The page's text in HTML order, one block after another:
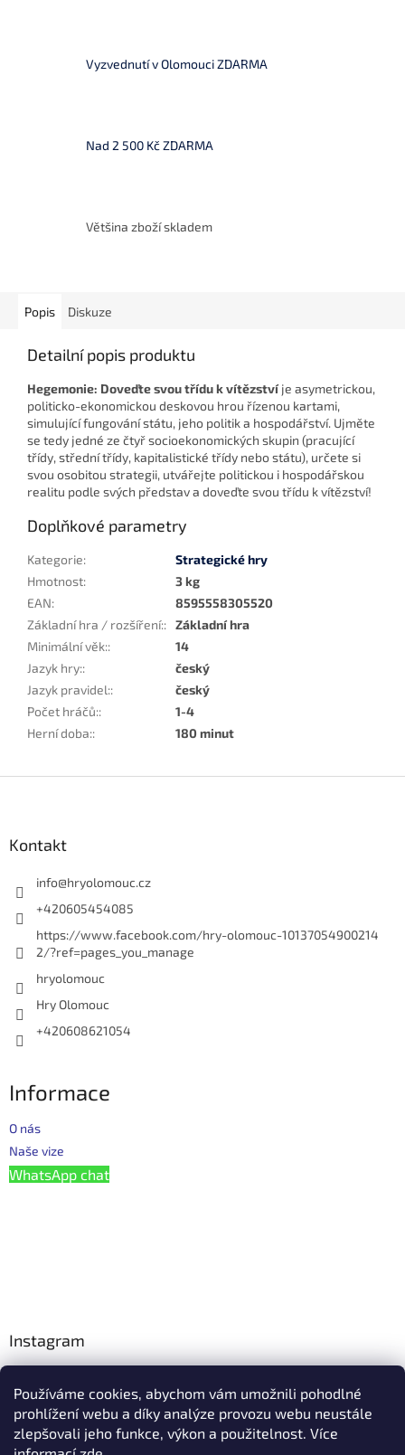
Používáme cookies, abychom vám umožnili pohodlné
prohlížení webu a díky analýze provozu webu neustále
zlepšovali jeho funkce, výkon a použitelnost. Více
Vyzvednutí v Olomouci ZDARMA
Nad 2 500 Kč ZDARMA
Většina zboží skladem
Popis Diskuze
Detailní popis produktu
Hegemonie: Doveďte svou třídu k vítězstvíje asymetrickou,
politicko-ekonomickou deskovou hrou řízenou kartami,
simulující fungování státu, jeho politik a hospodářství. Ujměte
se tedy jedné ze čtyř socioekonomických skupin (pracující
třídy, střední třídy, kapitalistické třídy nebo státu), určete si
svou osobitou strategii, utvářejte politickou i hospodářskou
realitu podle svých představ a doveďte svou třídu k vítězství!
Doplňkové parametry
Kategorie:
Strategické hry
Hmotnost:
3 kg
EAN:
8595558305520
Základní hra / rozšíření:: Základní hra
Minimální věk::
14
Jazyk hry::
český
Jazyk pravidel::
český
Počet hráčů::
1-4
Herní doba:: 180 minut
Kontakt
info@hryolomouc.cz
+420605454085
https://www.facebook.com/hry-olomouc-10137054900214
2/?ref=pages_you_manage
hryolomouc
Hry Olomouc
+420608621054
Informace
O nás
Naše vize
WhatsApp chat
Instagram
Facebook